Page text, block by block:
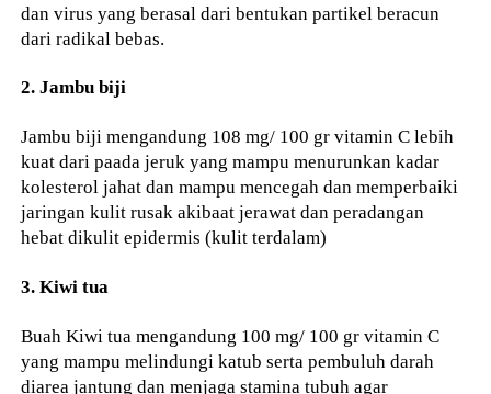
dan virus yang berasal dari bentukan partikel beracun
dari radikal bebas.
2. Jambu biji
Jambu biji mengandung 108 mg/ 100 gr vitamin C lebih
kuat dari paada jeruk yang mampu menurunkan kadar
kolesterol jahat dan mampu mencegah dan memperbaiki
jaringan kulit rusak akibaat jerawat dan peradangan
hebat dikulit epidermis (kulit terdalam)
3. Kiwi tua
Buah Kiwi tua mengandung 100 mg/ 100 gr vitamin C
yang mampu melindungi katub serta pembuluh darah
diarea jantung dan menjaga stamina tubuh agar